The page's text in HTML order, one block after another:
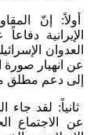
أولاً: إنّ
الإيرانية
العدوان
عن انهيار صورة
إلى دعم مطلق
عن الاجتماع